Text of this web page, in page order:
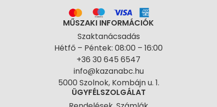
MŰSZAKI INFORMÁCIÓK
Szaktanácsadás
Hétfő – Péntek: 08:00 – 16:00
+36 30 645 6547
info@kazanabc.hu
5000 Szolnok, Kombájn u. 1.
ÜGYFÉLSZOLGÁLAT